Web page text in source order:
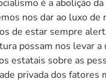
é a abolição
nos dar ao luxo de
de estar sempre
possam nos levar a
estatais sobre as